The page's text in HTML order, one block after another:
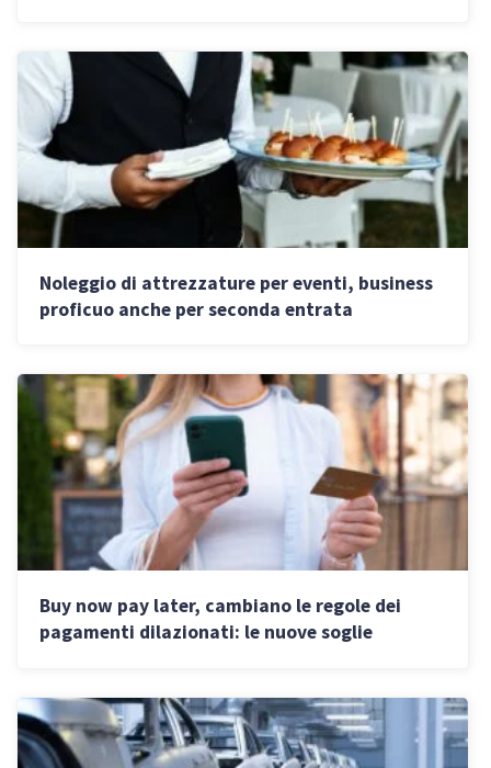
Noleggio di attrezzature per eventi, business
proficuo anche per seconda entrata
Buy now pay later, cambiano le regole dei
pagamenti dilazionati: le nuove soglie